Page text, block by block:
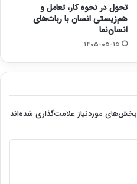
تحول در نحوه کار، تعامل و
هم‌زیستی انسان با ربات‌های
انسان‌نما
۱۴۰۵-۰۵-۱۵
بخش‌های موردنیاز علامت‌گذاری شده‌اند